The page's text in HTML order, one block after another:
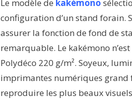
Le modèle de kakémono
configuration d’un stand forain.
assurer la fonction de fond de
remarquable. Le kakémono
Polydéco 220 g/m². Soyeux,
imprimantes numériques
reproduire les plus beaux